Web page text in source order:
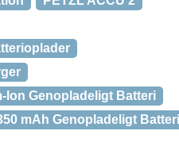
Ion Genopladeligt Batteri
mAh Genopladeligt Batteri